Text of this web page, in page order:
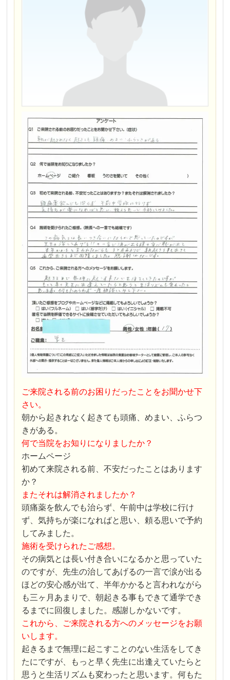
ご来院される前のお困りだったことをお聞かせ下
さい。
朝から起きれなく起きても頭痛、めまい、ふらつ
きがある。
何で当院をお知りになりましたか？
ホームページ
初めて来院される前、不安だったことはあります
か？
またそれは解消されましたか？
頭痛薬を飲んでも治らず、午前中は学校に行け
ず、気持ちが楽になればと思い、頼る思いで予約
してみました。
施術を受けられたご感想。
その病気とは長い付き合いになるかと思っていた
のですが、先生の治してあげるの一言で涙が出る
ほどの安心感が出て、半年かかると言われながら
も三ヶ月あまりで、朝起きる事もできて通学でき
るまでに回復しました。感謝しかないです。
これから、ご来院される方へのメッセージをお願
いします。
起きるまで無理に起こすことのない生活をしてき
たにですが、もっと早く先生に出逢えていたらと
思うと生活リズムも変わったと思います。何もた